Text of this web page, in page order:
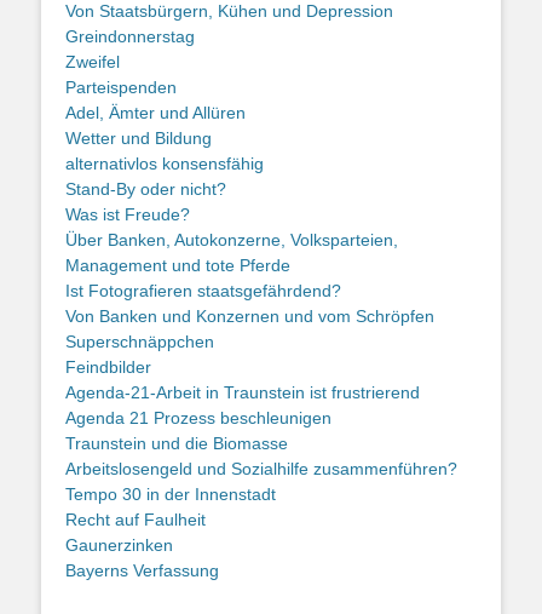
Von Staatsbürgern, Kühen und Depression
Greindonnerstag
Zweifel
Parteispenden
Adel, Ämter und Allüren
Wetter und Bildung
alternativlos konsensfähig
Stand-By oder nicht?
Was ist Freude?
Über Banken, Autokonzerne, Volksparteien,
Management und tote Pferde
Ist Fotografieren staatsgefährdend?
Von Banken und Konzernen und vom Schröpfen
Superschnäppchen
Feindbilder
Agenda-21-Arbeit in Traunstein ist frustrierend
Agenda 21 Prozess beschleunigen
Traunstein und die Biomasse
Arbeitslosengeld und Sozialhilfe zusammenführen?
Tempo 30 in der Innenstadt
Recht auf Faulheit
Gaunerzinken
Bayerns Verfassung